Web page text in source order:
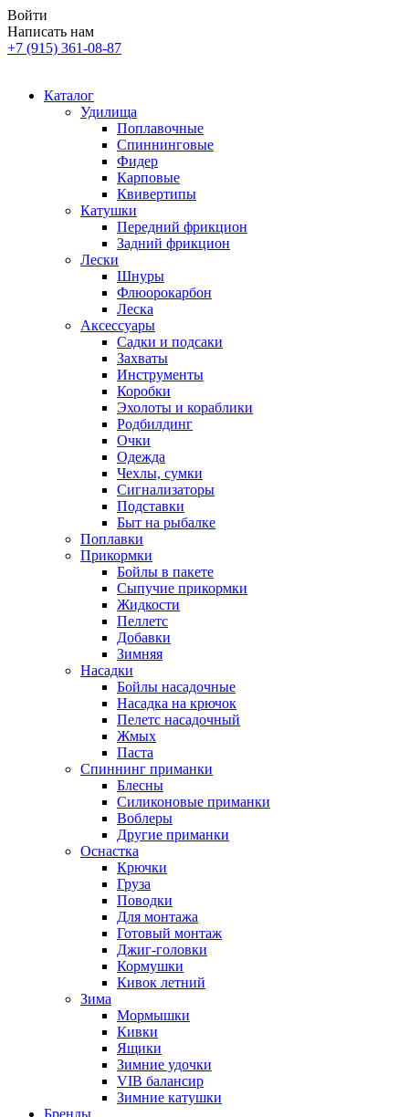
Войти
Написать нам
+7 (915) 361-08-87
Каталог
Удилища
Поплавочные
Спиннинговые
Фидер
Карповые
Квивертипы
Катушки
Передний фрикцион
Задний фрикцион
Лески
Шнуры
Флюорокарбон
Леска
Аксессуары
Садки и подсаки
Захваты
Инструменты
Коробки
Эхолоты и кораблики
Родбилдинг
Очки
Одежда
Чехлы, сумки
Сигнализаторы
Подставки
Быт на рыбалке
Поплавки
Прикормки
Бойлы в пакете
Сыпучие прикормки
Жидкости
Пеллетс
Добавки
Зимняя
Насадки
Бойлы насадочные
Насадка на крючок
Пелетс насадочный
Жмых
Паста
Спиннинг приманки
Блесны
Силиконовые приманки
Воблеры
Другие приманки
Оснастка
Крючки
Груза
Поводки
Для монтажа
Готовый монтаж
Джиг-головки
Кормушки
Кивок летний
Зима
Мормышки
Кивки
Ящики
Зимние удочки
VIB балансир
Зимние катушки
Бренды